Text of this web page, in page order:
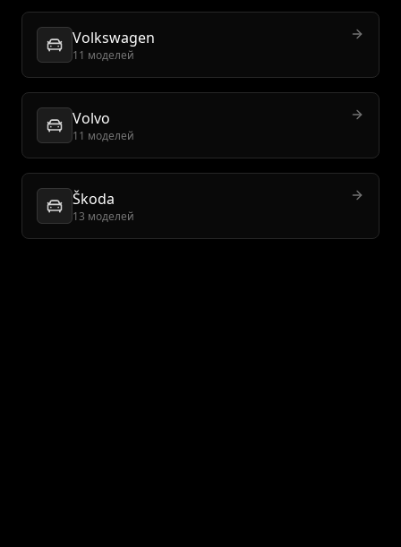
Volkswagen
11 моделей
Volvo
11 моделей
Škoda
13 моделей